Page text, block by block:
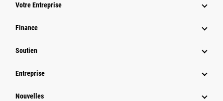
Votre Entreprise
Finance
Soutien
Entreprise
Nouvelles